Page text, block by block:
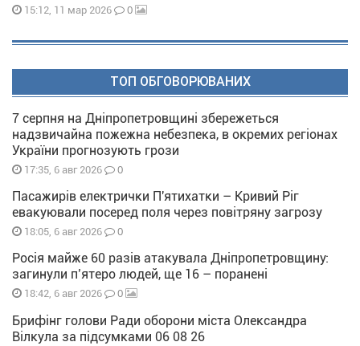
15:12, 11 мар 2026 0
ТОП ОБГОВОРЮВАНИХ
7 серпня на Дніпропетровщині збережеться
надзвичайна пожежна небезпека, в окремих регіонах
України прогнозують грози
17:35, 6 авг 2026 0
Пасажирів електрички П'ятихатки – Кривий Ріг
евакуювали посеред поля через повітряну загрозу
18:05, 6 авг 2026 0
Росія майже 60 разів атакувала Дніпропетровщину:
загинули п’ятеро людей, ще 16 – поранені
18:42, 6 авг 2026 0
Брифінг голови Ради оборони міста Олександра
Вілкула за підсумками 06 08 26